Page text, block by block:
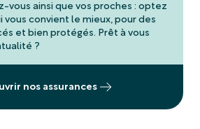
vous ainsi que vos proches : optez
vous convient le mieux, pour des
et bien protégés. Prêt à vous
?
nos assurances